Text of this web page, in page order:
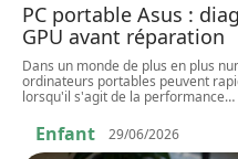
PC portable Asus :
GPU avant réparation
Dans un monde de plus en plus
ordinateurs portables peuvent
lorsqu'il s'agit de la performance…
Enfant 29/06/2026